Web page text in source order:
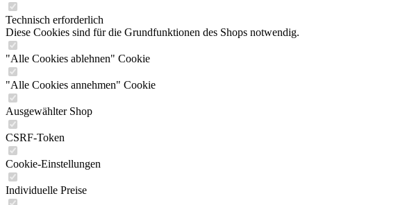
Technisch erforderlich
Diese Cookies sind für die Grundfunktionen des Shops notwendig.
"Alle Cookies ablehnen" Cookie
"Alle Cookies annehmen" Cookie
Ausgewählter Shop
CSRF-Token
Cookie-Einstellungen
Individuelle Preise